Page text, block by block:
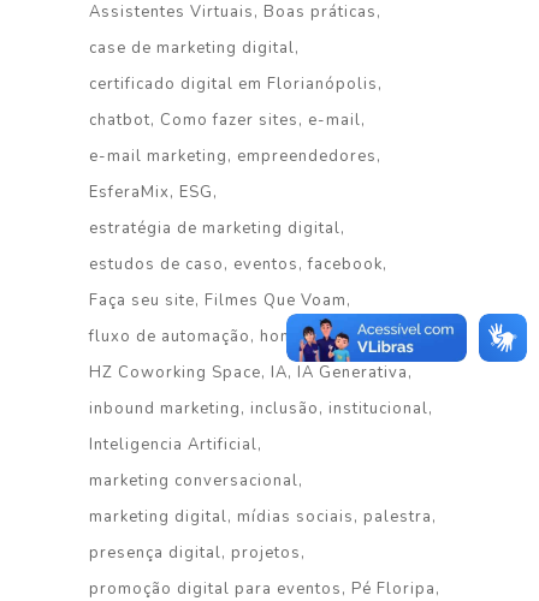
Assistentes Virtuais
Boas práticas
case de marketing digital
certificado digital em Florianópolis
chatbot Como fazer sites
e-mail
e-mail marketing
empreendedores
EsferaMix
ESG
estratégia de marketing digital
estudos de caso
eventos facebook
Faça seu site Filmes Que Voam
fluxo de automação
homenagem
HZ Coworking Space IA IA Generativa
inbound marketing
inclusão
institucional
Inteligencia Artificial
marketing conversacional
marketing digital mídias sociais
palestra
presença digital projetos
promoção digital para eventos
Pé Floripa